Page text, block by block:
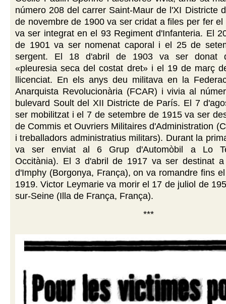
número 208 del carrer Saint-Maur de l'XI Districte
de novembre de 1900 va ser cridat a files per fer
va ser integrat en el 93 Regiment d'Infanteria. El
de 1901 va ser nomenat caporal i el 25 de
sergent. El 18 d'abril de 1903 va ser donat
«pleuresia seca del costat dret» i el 19 de març
llicenciat. En els anys deu militava en la
Anarquista Revolucionària (FCAR) i vivia al
bulevard Soult del XII Districte de París. El 7
ser mobilitzat i el 7 de setembre de 1915 va ser
de Commis et Ouvriers Militaires d'Administration
i treballadors administratius militars). Durant la
va ser enviat al 6 Grup d'Automòbil a Lo
Occitània). El 3 d'abril de 1917 va ser destinat a
d'Imphy (Borgonya, França), on va romandre fins
1919. Victor Leymarie va morir el 17 de juliol de
sur-Seine (Illa de França, França).
***